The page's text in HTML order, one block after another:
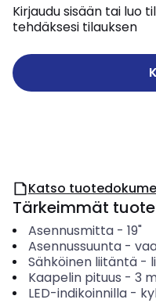
Kirjaudu sisään tai luo
tehdäksesi tilauksen
Katso
Tärkeimmät
Asennusmitta- 19"
Asennussuunta-
Sähköinen liitäntä-
Kaapelin pituus - 3
LED-indikoinnilla-